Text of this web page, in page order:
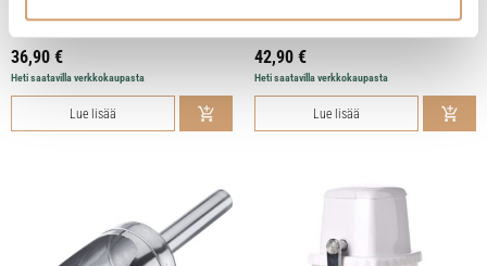
36,90 €
Heti saatavilla verkkokaupasta
Lue lisää
42,90 €
Heti saatavilla verkkokaupasta
Lue lisää